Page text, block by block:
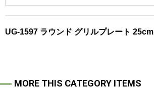
UG-1597 ラウンド グリルプレート 25cm
MORE THIS CATEGORY ITEMS